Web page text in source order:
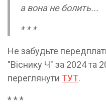
а вона не болить...
* * *
Не забудьте
"Віснику Ч" за 2024 та
переглянути ТУТ.
* * *